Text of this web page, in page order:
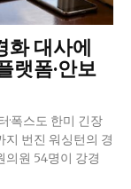
화 대사에
랫폼·안보
·폭스도 한미 긴장
지 번진 워싱턴의 경
의원 54명이 강경